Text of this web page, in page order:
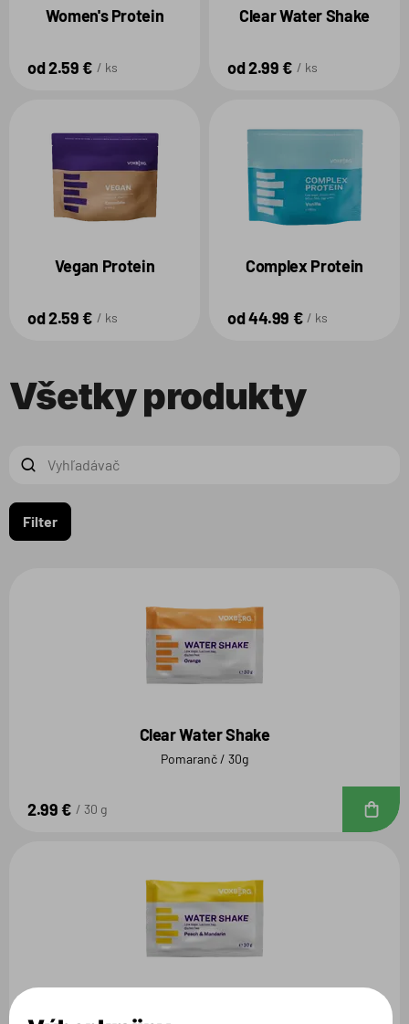
Women's Protein
od 2.59 € ks
Clear Water Shake
od 2.99 € ks
Vegan Protein
od 2.59 € ks
Complex Protein
od 44.99 € ks
Všetky produkty
Filter
Clear Water Shake
Pomaranč / 30g
2.99 € 30 g